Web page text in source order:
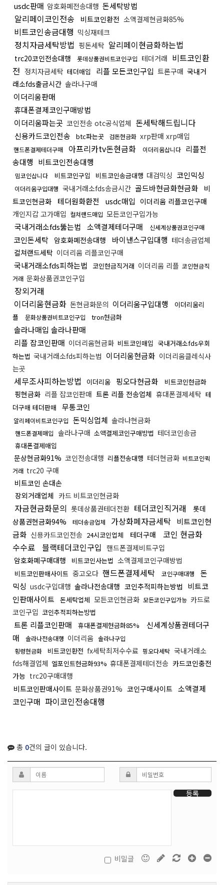
usdc판매 암호화폐전송대행 돈세탁방법
알리페이코인전송 비트코인환전 소액결제현금화85%
비트코인송금대행 믹싱재테크
정치자금세탁방법 핑돈세탁 알리페이현금화하는법
trc20코인전송대행 롯데상품권비트코인구입 테더거래 비트코인환
전 정치자금세탁 테더매입 리플 모든코인구입 트론구매 국내거
래소fds출금시간 솔라나구매
이더리움판매
휴대폰결제코인구매방법
이더리움파는곳 코인전송 otc공식업체 돈세탁해드립니다
신용카드코인전송 btc파는곳 검돈현금화 xrp판매 xrp매입
핸드폰결제테더구매 아프리카tv돈현금화 이더리움삽니다 리플전
송대행 비트코인전송대행
밈코인삽니다 비트코인구입 비트코인송금대행 대검믹싱 코인믹싱
이더리움구입대행 국내거래소fds송금시간 골드바현금화현금화
비
트코인현금화
테더원화환전 usdc매입 이더리움 리플코인구매
개인지갑 고가매입 컬쳐랜드매입 모든코인구입가능
국내거래소fds뚫는법 소액결제테더구매 신세계상품권코인구매
코인돈세탁 암호화폐전송대행 바이낸스구입대행 테더송금업체
컬쳐랜드세탁 이더리움 리플코인구매
국내거래소fds피하는법 코인현금직거래 이더리움 리플 코인현금직
거래 문화상품권코인구입
장외거래
이더리움현금화 돈현금화문의 이더리움구입대행
이더리움리
플
문화상품권비트코인구입 tron현금화
솔라나매입 솔라나판매
리플 잡코인판매 이더리움현금화 비트코인매입 국내거래소fds우회
하는법 국내거래소fds피하는법 이더리움현금화 이더리움클레식사
는곳
세무조사피하는방법 이더리움 핑오다현금화 비트코인현금화
핑현금화 리플 잡코인판매 트론 리플 전송업체 휴대폰결제세탁 테
더구매 테더판매
무통코인
알리페이비트코인구입 돈믹싱업체 솔라나현금화
핸드폰결제매입 솔라나구매 소액결제코인구매방법 테더코인송금
휴대폰결제매입
문상현금화91% 코인전송대행 리플전송대행 테더현금화 비트코인퀵
거래 trc20 구매
비트코인 손대손
장외거래업체 카드 비트코인현금화
자금현금화문의 롯데상품권테더전환 테더코인직거래
롯데
상품권현금화94%
테더송금업체 가상화폐자금세탁 비트코인현
금화 신용카드코인전송 24시코인업체 테더구매
코인 현금화
수수료
블랙테더코인구입 핸드폰결제비트구입
암호화폐구매대행
비트코인사는법 소액결제코인구매방법
비트코인판매사이트 중고오다 핸드폰결제세탁 코인구매대행
돈
믹싱 usdc구입대행 솔라나전송대행 코인추적피하는방법 비트코
인판매사이트
돈세탁업체 모든코인현금화 모든코인구입가능 카드로
코인구입 코인추적피하는방법
트론 리플코인판매 휴대폰결제현금화85%
신세계상품권테더구
매
솔라나전송대행 이더리움 솔라나구입
횡령현금화
비트코인환전 fx세탁최저수수료 핑오다세탁 국내거래소
fds해결업체 엘포인트현금화93% 휴대폰결제테더전송 카드코인충전
가능 trc20구매대행
비트코인판매사이트 문화상품권91% 코인구매사이트 소액결제
코인구매 파이코인전송대행
총 0건의 글이 있습니다.
등록
비밀글